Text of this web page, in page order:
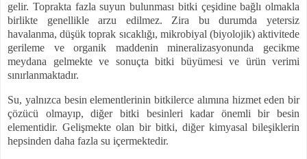
gelir. Toprakta fazla suyun bulunması bitki çeşidine bağlı olmakla
birlikte genellikle arzu edilmez. Zira bu durumda yetersiz
havalanma, düşük toprak sıcaklığı, mikrobiyal (biyolojik) aktivitede
gerileme ve organik maddenin mineralizasyonunda gecikme
meydana gelmekte ve sonuçta bitki büyümesi ve ürün verimi
sınırlanmaktadır.
Su, yalnızca besin elementlerinin bitkilerce alımına hizmet eden bir
çözücü olmayıp, diğer bitki besinleri kadar önemli bir besin
elementidir. Gelişmekte olan bir bitki, diğer kimyasal bileşiklerin
hepsinden daha fazla su içermektedir.